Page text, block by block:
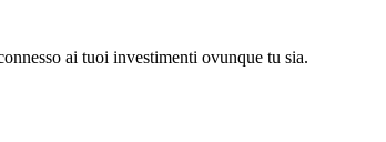
ai tuoi investimenti ovunque tu sia.